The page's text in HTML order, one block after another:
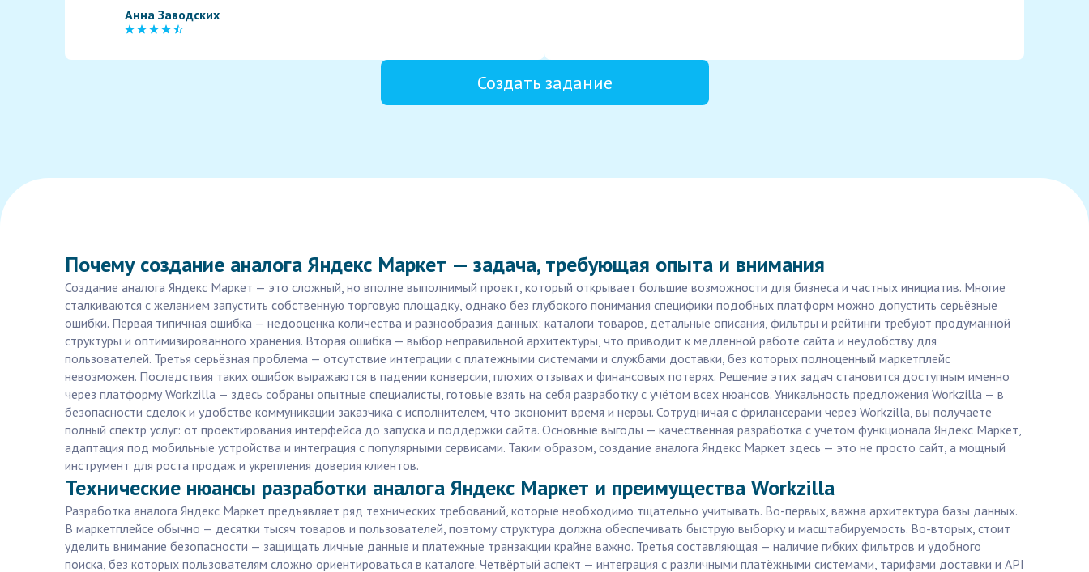
Анна Заводских
Создать задание
Почему создание аналога Яндекс Маркет — задача, требующая опыта и внимания
Создание аналога Яндекс Маркет — это сложный, но вполне выполнимый проект, который открывает большие возможности для бизнеса и частных инициатив. Многие
сталкиваются с желанием запустить собственную торговую площадку, однако без глубокого понимания специфики подобных платформ можно допустить серьёзные
ошибки. Первая типичная ошибка — недооценка количества и разнообразия данных: каталоги товаров, детальные описания, фильтры и рейтинги требуют продуманной
структуры и оптимизированного хранения. Вторая ошибка — выбор неправильной архитектуры, что приводит к медленной работе сайта и неудобству для
пользователей. Третья серьёзная проблема — отсутствие интеграции с платежными системами и службами доставки, без которых полноценный маркетплейс
невозможен. Последствия таких ошибок выражаются в падении конверсии, плохих отзывах и финансовых потерях. Решение этих задач становится доступным именно
через платформу Workzilla — здесь собраны опытные специалисты, готовые взять на себя разработку с учётом всех нюансов. Уникальность предложения Workzilla — в
безопасности сделок и удобстве коммуникации заказчика с исполнителем, что экономит время и нервы. Сотрудничая с фрилансерами через Workzilla, вы получаете
полный спектр услуг: от проектирования интерфейса до запуска и поддержки сайта. Основные выгоды — качественная разработка с учётом функционала Яндекс Маркет,
адаптация под мобильные устройства и интеграция с популярными сервисами. Таким образом, создание аналога Яндекс Маркет здесь — это не просто сайт, а мощный
инструмент для роста продаж и укрепления доверия клиентов.
Технические нюансы разработки аналога Яндекс Маркет и преимущества Workzilla
Разработка аналога Яндекс Маркет предъявляет ряд технических требований, которые необходимо тщательно учитывать. Во-первых, важна архитектура базы данных.
В маркетплейсе обычно — десятки тысяч товаров и пользователей, поэтому структура должна обеспечивать быструю выборку и масштабируемость. Во-вторых, стоит
уделить внимание безопасности — защищать личные данные и платежные транзакции крайне важно. Третья составляющая — наличие гибких фильтров и удобного
поиска, без которых пользователям сложно ориентироваться в каталоге. Четвёртый аспект — интеграция с различными платёжными системами, тарифами доставки и API